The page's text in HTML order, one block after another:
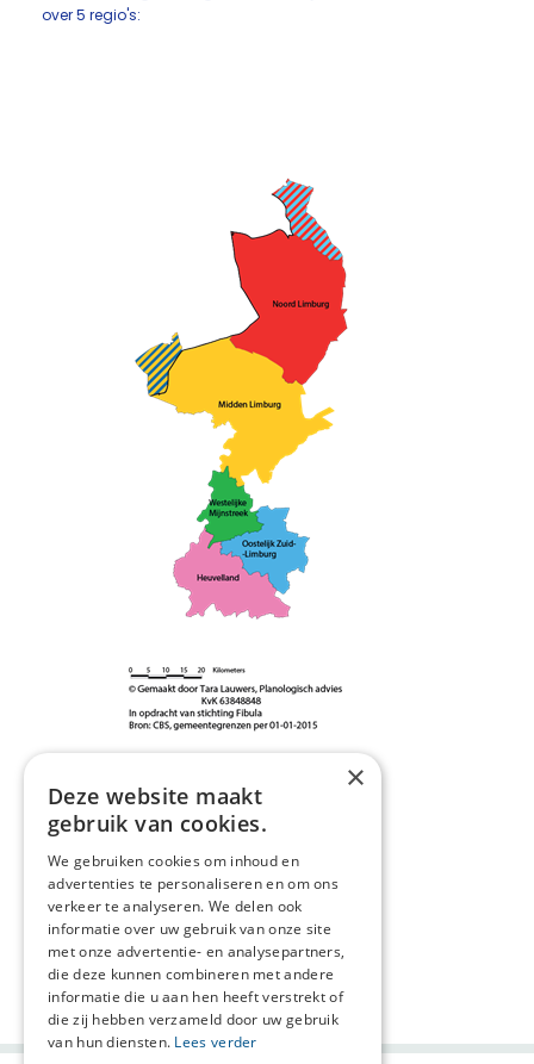
over 5 regio's:
Midden-Limburg
Westelijke Mijnstreek
Oostelijk Zuid-Limburg
Heuvelland
Deel deze pagina:
×
Deze website maakt
gebruik van cookies.
We gebruiken cookies om inhoud en
advertenties te personaliseren en om ons
verkeer te analyseren. We delen ook
informatie over uw gebruik van onze site
met onze advertentie- en analysepartners,
die deze kunnen combineren met andere
informatie die u aan hen heeft verstrekt of
die zij hebben verzameld door uw gebruik
van hun diensten. Lees verder